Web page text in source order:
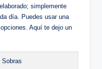
simplemente
día. Puedes usar una
Aquí te dejo un
Sobras